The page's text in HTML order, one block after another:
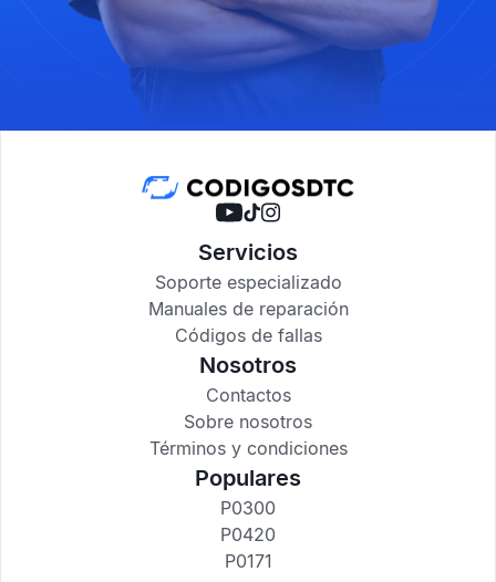
Servicios
Soporte especializado
Manuales de reparación
Códigos de fallas
Nosotros
Contactos
Sobre nosotros
Términos y condiciones
Populares
P0300
P0420
P0171